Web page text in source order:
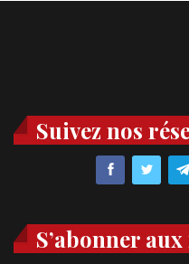
Suivez nos
S’abonner